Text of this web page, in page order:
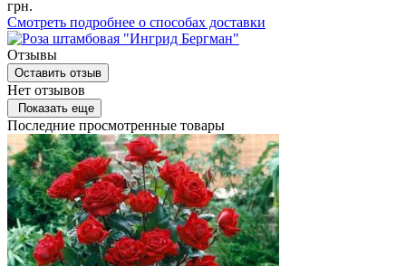
грн.
Смотреть подробнее о способах доставки
Отзывы
Оставить отзыв
Нет отзывов
Показать еще
Последние просмотренные товары